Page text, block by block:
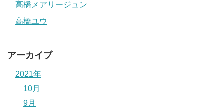
高橋メアリージュン
高橋ユウ
アーカイブ
2021年
10月
9月